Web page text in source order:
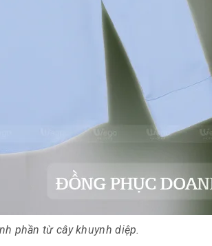
phần từ cây khuynh diệp.